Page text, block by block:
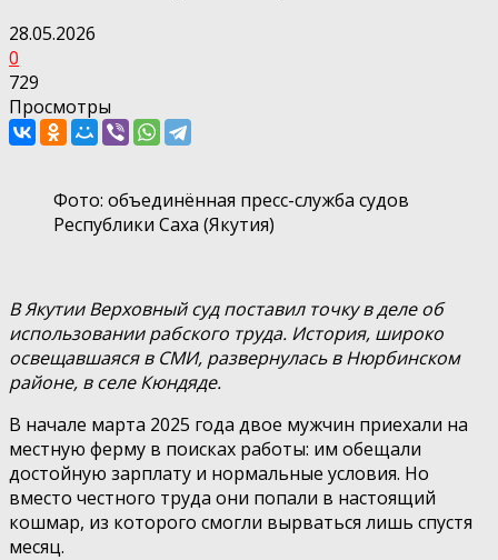
28.05.2026
0
729
Просмотры
Фото: объединённая пресс-служба судов
Республики Саха (Якутия)
В Якутии Верховный суд поставил точку в деле об
использовании рабского труда. История, широко
освещавшаяся в СМИ, развернулась в Нюрбинском
районе, в селе Кюндяде.
В начале марта 2025 года двое мужчин приехали на
местную ферму в поисках работы: им обещали
достойную зарплату и нормальные условия. Но
вместо честного труда они попали в настоящий
кошмар, из которого смогли вырваться лишь спустя
месяц.